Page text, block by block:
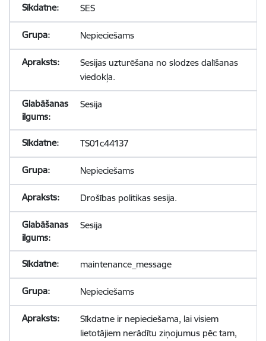
SES
Nepieciešams
Sesijas uzturēšana no slodzes dalīšanas
viedokļa.
Sesija
TS01c44137
Nepieciešams
Drošības politikas sesija.
Sesija
maintenance_message
Nepieciešams
Sīkdatne ir nepieciešama, lai visiem
lietotājiem nerādītu ziņojumus pēc tam,